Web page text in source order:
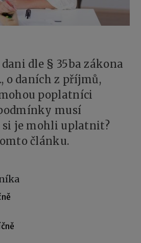
dle § 35ba zákona
o daních z příjmů,
poplatníci
musí
si je mohli uplatnit?
článku.